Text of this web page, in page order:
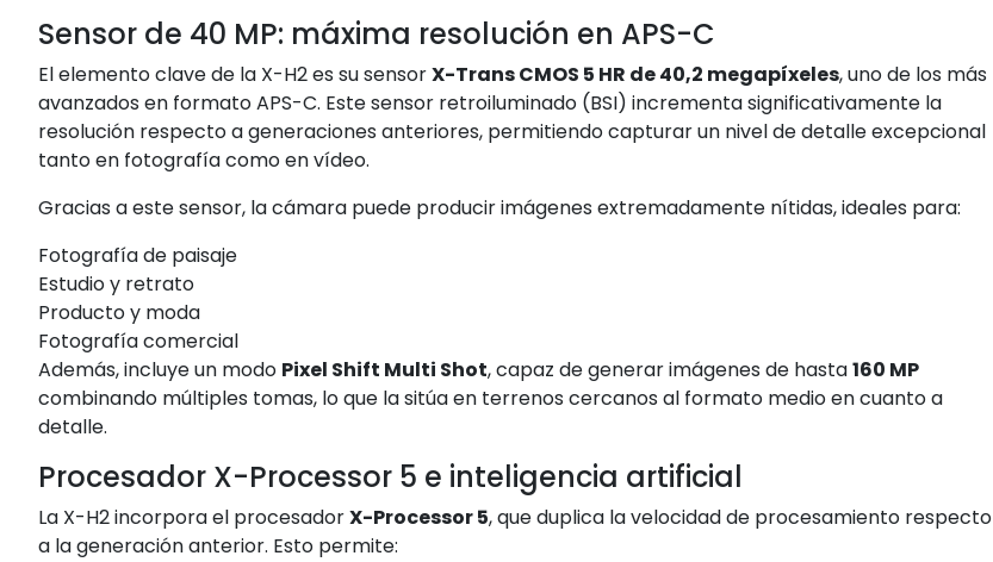
Sensor de 40 MP: máxima resolución en APS-C
El elemento clave de la X-H2 es su sensorX-Trans CMOS 5 HR de 40,2 megapíxeles, uno de los más
avanzados en formato APS-C. Este sensor retroiluminado (BSI) incrementa significativamente la
resolución respecto a generaciones anteriores, permitiendo capturar un nivel de detalle excepcional
tanto en fotografía como en vídeo.
Gracias a este sensor, la cámara puede producir imágenes extremadamente nítidas, ideales para:
Fotografía de paisaje
Estudio y retrato
Producto y moda
Fotografía comercial
Además, incluye un modo Pixel Shift Multi Shot, capaz de generar imágenes de hasta160 MP
combinando múltiples tomas, lo que la sitúa en terrenos cercanos al formato medio en cuanto a
detalle.
Procesador X-Processor 5 e inteligencia artificial
La X-H2 incorpora el procesadorX-Processor 5, que duplica la velocidad de procesamiento respecto
a la generación anterior. Esto permite: